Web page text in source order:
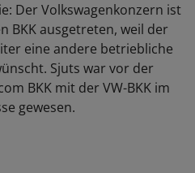
Der Volkswagenkonzern ist
BKK ausgetreten, weil der
eine andere betriebliche
Sjuts war vor der
BKK mit der VW-BKK im
gewesen.